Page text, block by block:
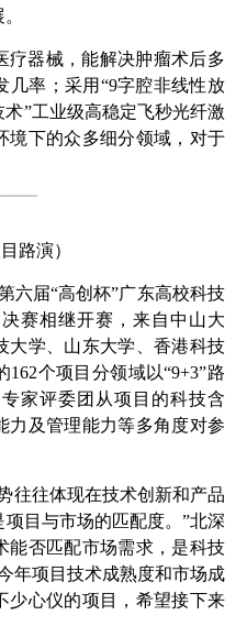
疗器械，能解决肿瘤术后多
几率；采用“9字腔非线性放
术”工业级高稳定飞秒光纤激
境下的众多细分领域，对于
目路演）
六届“高创杯”广东高校科技
赛相继开赛，来自中山大
大学、山东大学、香港科技
162个项目分领域以“9+3”路
家评委团从项目的科技含
力及管理能力等多角度对参
往往体现在技术创新和产品
目与市场的匹配度。”北深
能否匹配市场需求，是科技
年项目技术成熟度和市场成
少心仪的项目，希望接下来